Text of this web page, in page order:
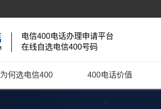
电信400电话办理申请平台
在线自选电信400号码
为何选电信400 400电话价值